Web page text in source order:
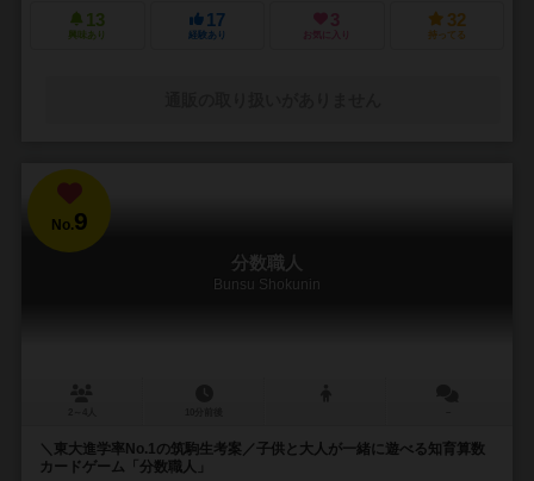
13
興味あり
17
経験あり
3
お気に入り
32
持ってる
No.9
分数職人
Bunsu Shokunin
＼東大進学率No.1の筑駒生考案／子供と大人が一緒に遊べる知育算数
カードゲーム「分数職人」